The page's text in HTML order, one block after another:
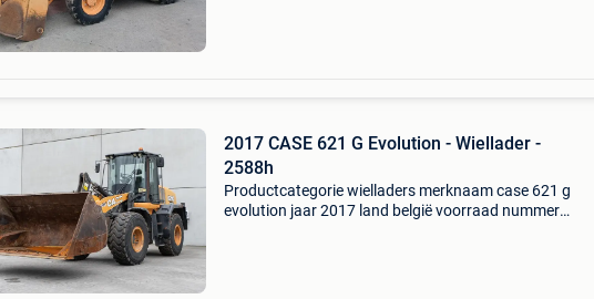
2017 CASE 621 G Evolution - Wiellader -
2588h
Productcategorie wielladers merknaam case 621 g
evolution jaar 2017 land belgië voorraad nummer